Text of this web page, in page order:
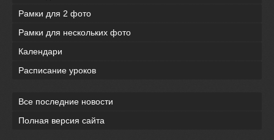
Рамки для 2 фото
Рамки для нескольких фото
Календари
Расписание уроков
Все последние новости
Полная версия сайта